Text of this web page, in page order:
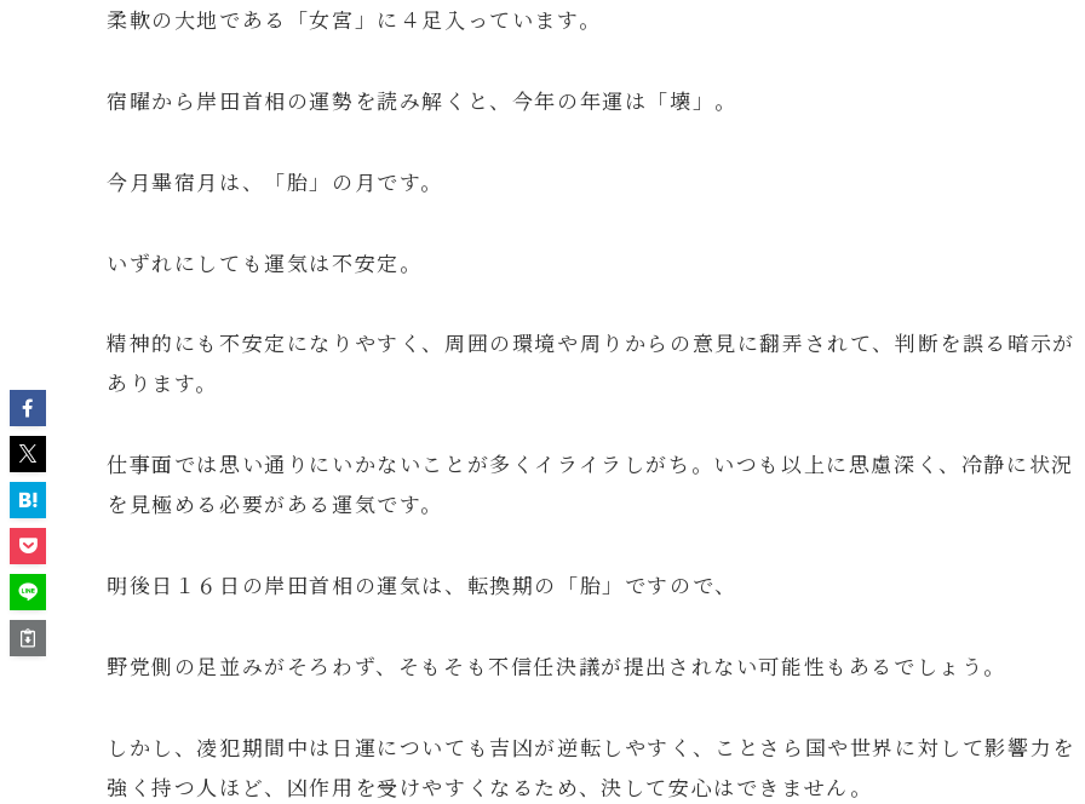
柔軟の大地である「女宮」に４足入っています。
宿曜から岸田首相の運勢を読み解くと、今年の年運は「壊」。
今月畢宿月は、「胎」の月です。
いずれにしても運気は不安定。
精神的にも不安定になりやすく、周囲の環境や周りからの意見に翻弄されて、判断を誤る暗示が
あります。
仕事面では思い通りにいかないことが多くイライラしがち。いつも以上に思慮深く、冷静に状況
を見極める必要がある運気です。
明後日１６日の岸田首相の運気は、転換期の「胎」ですので、
野党側の足並みがそろわず、そもそも不信任決議が提出されない可能性もあるでしょう。
しかし、凌犯期間中は日運についても吉凶が逆転しやすく、ことさら国や世界に対して影響力を
強く持つ人ほど、凶作用を受けやすくなるため、決して安心はできません。